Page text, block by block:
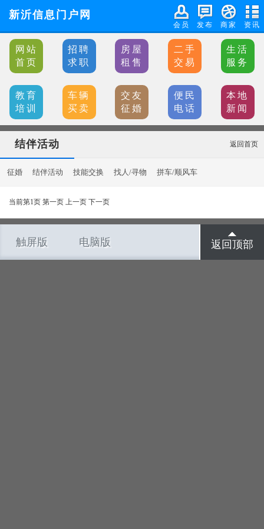
资讯
商家
发布
会员
新沂信息门户网
网站
首页
招聘
求职
房屋
租售
二手
交易
生活
服务
教育
培训
车辆
买卖
交友
征婚
便民
电话
本地
新闻
结伴活动 返回首页
征婚 结伴活动 技能交换 找人/寻物 拼车/顺风车
当前第1页 第一页 上一页 下一页
返回顶部
触屏版 电脑版